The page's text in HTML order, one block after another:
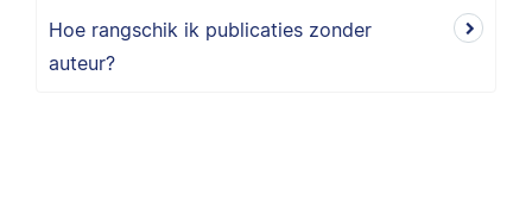
Hoe rangschik ik publicaties zonder
auteur?